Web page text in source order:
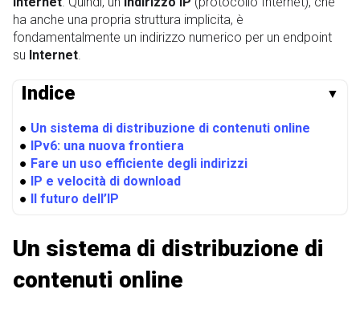
ha anche una propria struttura implicita, è
fondamentalmente un indirizzo numerico per un endpoint
su Internet.
Indice ▼
● Un sistema di distribuzione di contenuti online
●
IPv6: una nuova frontiera
● Fare un uso efficiente degli indirizzi
●
IP e velocità di download
●
Il futuro dell’IP
Un sistema di distribuzione di
contenuti online